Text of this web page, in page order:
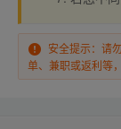
安全提示：请
单、兼职或返利等